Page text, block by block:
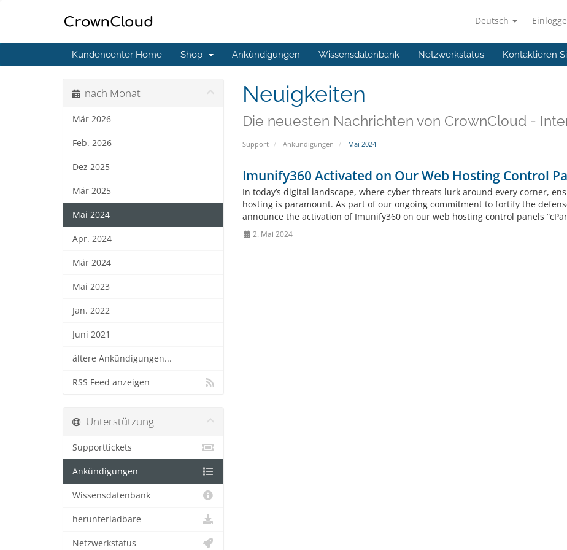
Deutsch
Kundencenter Home Shop Ankündigungen Wissensdatenbank Netzwerkstatus Kontaktieren
Neuigkeiten
Die neuesten Nachrichten von CrownCloud -
Support Ankündigungen Mai 2024
nach Monat
Mär 2026
Feb. 2026
Dez 2025
Mär 2025
Mai 2024
Apr. 2024
Mär 2024
Mai 2023
Jan. 2022
Juni 2021
ältere Ankündigungen...
RSS Feed anzeigen
Imunify360 Activated on Our Web Hosting Control
In today’s digital landscape, where cyber threats lurk around every corner,
hosting is paramount. As part of our ongoing commitment to fortify the
announce the activation of Imunify360 on our web hosting control panels
2. Mai 2024
Unterstützung
Supporttickets
Ankündigungen
Wissensdatenbank
herunterladbare
Netzwerkstatus